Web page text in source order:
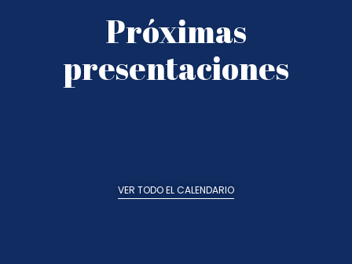
Próximas
presentaciones
VER TODO EL CALENDARIO